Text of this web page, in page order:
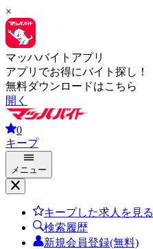
×
マッハバイトアプリ
アプリでお得にバイト探し！
無料ダウンロードはこちら
開く
0
キープ
メニュー
キープした求人を見る
検索履歴
新規会員登録(無料)